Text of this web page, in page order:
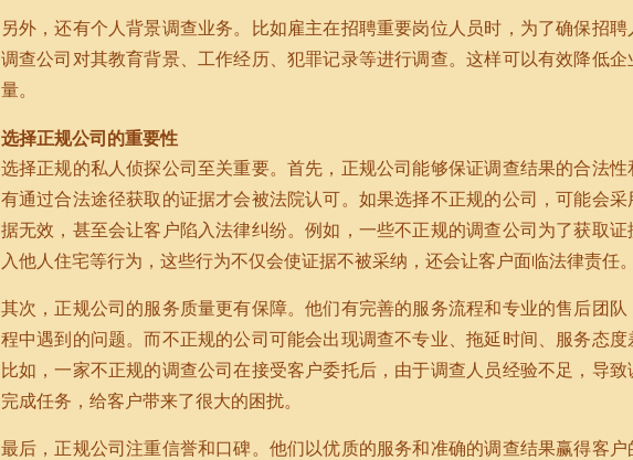
另外，还有个人背景调查业务。比如雇主在招聘重要岗位人员时，为了确保招
调查公司对其教育背景、工作经历、犯罪记录等进行调查。这样可以有效降低
量。
选择正规公司的重要性
选择正规的私人侦探公司至关重要。首先，正规公司能够保证调查结果的合法
有通过合法途径获取的证据才会被法院认可。如果选择不正规的公司，可能会
据无效，甚至会让客户陷入法律纠纷。例如，一些不正规的调查公司为了获取
入他人住宅等行为，这些行为不仅会使证据不被采纳，还会让客户面临法律责任。
其次，正规公司的服务质量更有保障。他们有完善的服务流程和专业的售后团
程中遇到的问题。而不正规的公司可能会出现调查不专业、拖延时间、服务态度
比如，一家不正规的调查公司在接受客户委托后，由于调查人员经验不足，导
完成任务，给客户带来了很大的困扰。
最后，正规公司注重信誉和口碑。他们以优质的服务和准确的调查结果赢得客